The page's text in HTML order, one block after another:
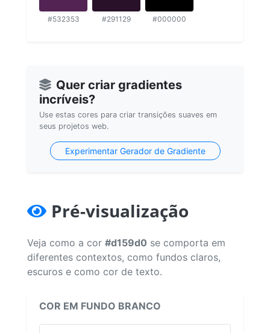
#532353 #291129 #000000
Quer criar gradientes
incríveis?
Use estas cores para criar transições suaves em
seus projetos web.
Experimentar Gerador de Gradiente
Pré-visualização
Veja como a cor #d159d0 se comporta em
diferentes contextos, como fundos claros,
escuros e como cor de texto.
COR EM FUNDO BRANCO